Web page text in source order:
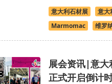
意大利石材展
意大
Marmomac
维罗
展会资讯|意大
正式开启倒计